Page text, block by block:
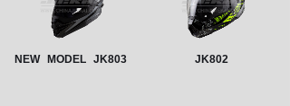
NEW MODEL JK803 JK802